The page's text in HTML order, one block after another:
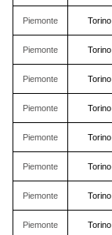
Piemonte Torino
Piemonte Torino
Piemonte Torino
Piemonte Torino
Piemonte Torino
Piemonte Torino
Piemonte Torino
Piemonte Torino